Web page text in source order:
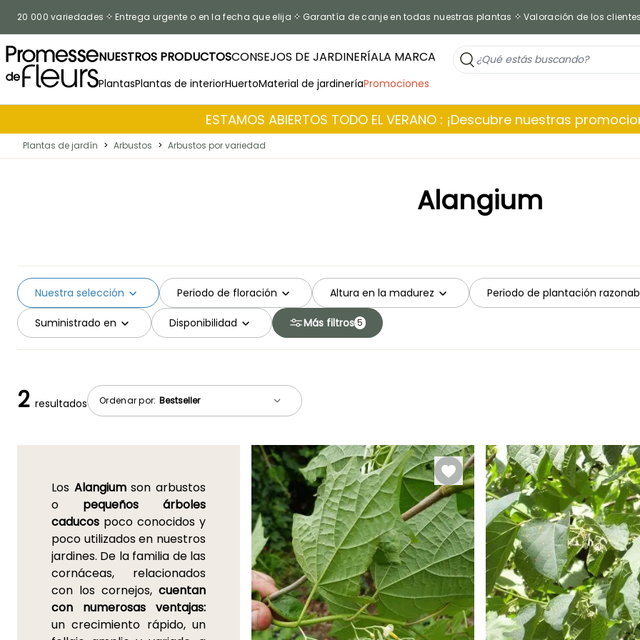
20 000 variedades Entrega urgente o en la fecha que elija Garantía de canje en todas nuestras plantas Valoración de los
NUESTROS PRODUCTOSCONSEJOS DE JARDINERÍALA MARCA
PlantasPlantas de interiorHuertoMaterial de jardineríaPromociones
ESTAMOS ABIERTOS TODO EL VERANO : ¡Descubre nuestras
Plantas de jardín > Arbustos > Arbustos por variedad
Alangium
Periodo de floración Altura en la madurez Periodo de plantación
Suministrado en
Nuestra selección
Disponibilidad Más filtros 5
Ordenar por:
2 resultados
Los Alangiumson arbustos
o pequeños árboles
caducos poco conocidos y
poco utilizados en nuestros
jardines. De la familia de las
cornáceas, relacionados
con los cornejos, cuentan
con numerosas ventajas:
un crecimiento rápido, un